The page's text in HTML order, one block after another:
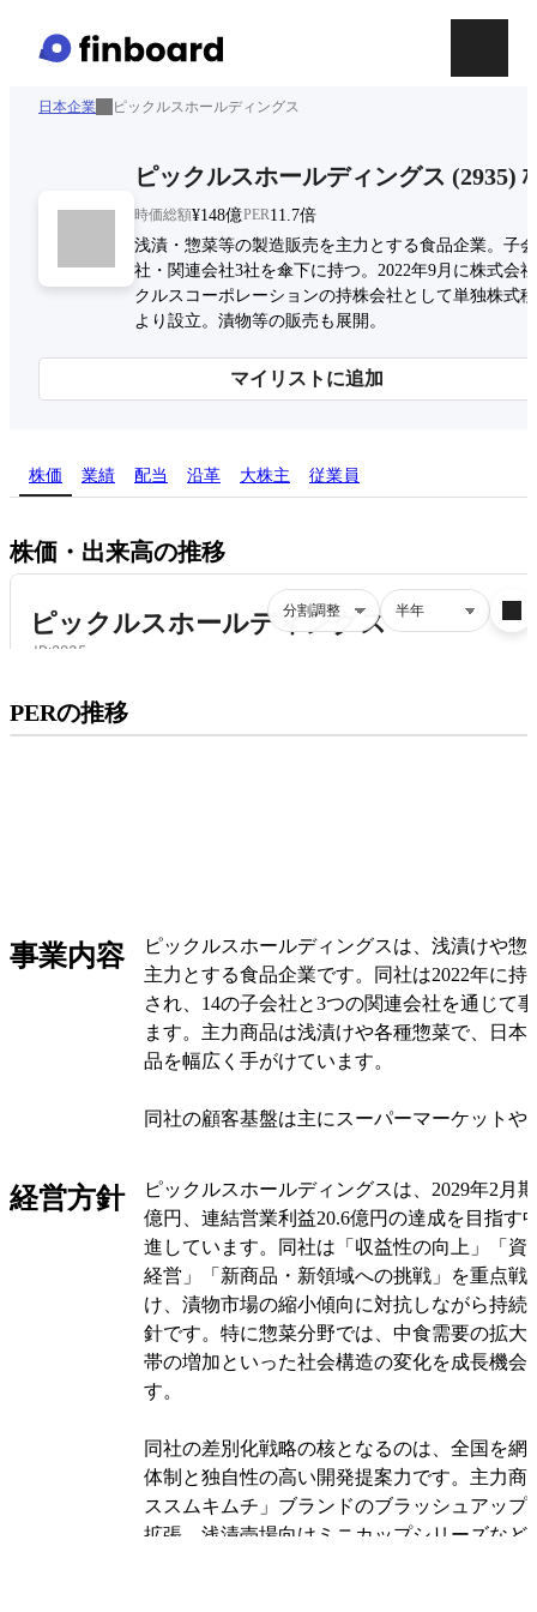
日本企業 ピックルスホールディングス
ピックルスホールディングス (2935)
時価総額¥148億PER11.7倍
浅漬・惣菜等の製造販売を主力とする食品企業。子
社・関連会社3社を傘下に持つ。2022年9月に株式会
クルスコーポレーションの持株会社として単独株式
より設立。漬物等の販売も展開。
マイリストに追加
株価 業績 配当 沿革 大株主 従業員
株価・出来高の推移
PERの推移プレミアム会員にご登録いただくと、
PERの推移にアクセスできます。
事業内容
ピックルスホールディングスは、浅漬けや惣
主力とする食品企業です。同社は2022年に持
され、14の子会社と3つの関連会社を通じて
ます。主力商品は浅漬けや各種惣菜で、日本
品を幅広く手がけています。
同社の顧客基盤は主にスーパーマーケットや
に商品を供給することで安定的な収益を確保
食事に欠かせない商品を提供することで継続
ています。
同社グループの事業構造は単一セグメントと
り、浅漬けと惣菜の製造販売に経営資源を集
株会社体制により各子会社の専門性を活かし
全体での効率的な事業運営を実現している点
オリジナルを見る
経営方針
ピックルスホールディングスは、2029年2月
億円、連結営業利益20.6億円の達成を目指す
進しています。同社は「収益性の向上」「資
経営」「新商品・新領域への挑戦」を重点戦
け、漬物市場の縮小傾向に対抗しながら持続
針です。特に惣菜分野では、中食需要の拡大
帯の増加といった社会構造の変化を成長機会
す。
同社の差別化戦略の核となるのは、全国を網
体制と独自性の高い開発提案力です。主力商
ススムキムチ」ブランドのブラッシュアップ
拡張、浅漬売場向けミニカップシリーズなど